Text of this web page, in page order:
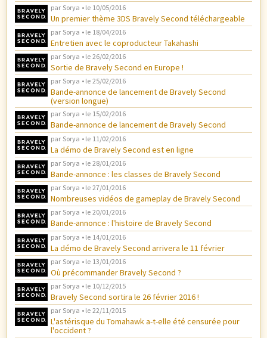
par Sorya • le 10/05/2016
Un premier thème 3DS Bravely Second téléchargeable
par Sorya • le 18/04/2016
Entretien avec le coproducteur Takahashi
par Sorya • le 26/02/2016
Sortie de Bravely Second en Europe !
par Sorya • le 25/02/2016
Bande-annonce de lancement de Bravely Second
(version longue)
par Sorya • le 15/02/2016
Bande-annonce de lancement de Bravely Second
par Sorya • le 11/02/2016
La démo de Bravely Second est en ligne
par Sorya • le 28/01/2016
Bande-annonce : les classes de Bravely Second
par Sorya • le 27/01/2016
Nombreuses vidéos de gameplay de Bravely Second
par Sorya • le 20/01/2016
Bande-annonce : l'histoire de Bravely Second
par Sorya • le 14/01/2016
La démo de Bravely Second arrivera le 11 février
par Sorya • le 13/01/2016
Où précommander Bravely Second ?
par Sorya • le 10/12/2015
Bravely Second sortira le 26 février 2016 !
par Sorya • le 22/11/2015
L'astérisque du Tomahawk a-t-elle été censurée pour
l'occident ?